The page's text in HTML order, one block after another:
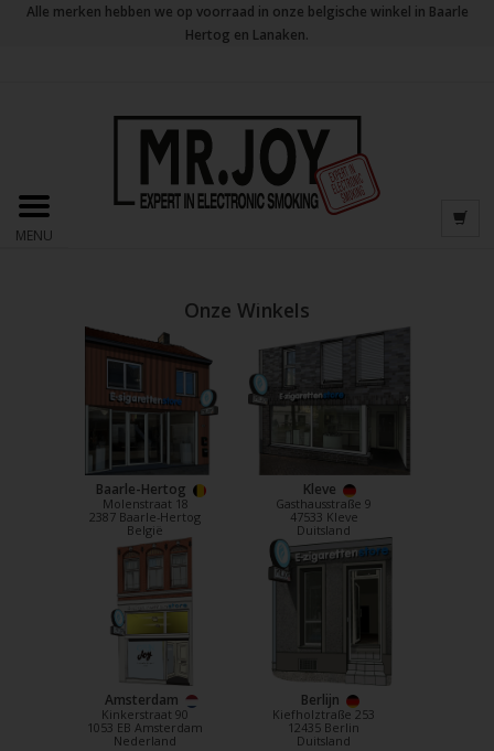
Alle merken hebben we op voorraad in onze belgische winkel in Baarle
Hertog en Lanaken.
MENU
Onze Winkels
Baarle-Hertog
Molenstraat 18
2387 Baarle-Hertog
België
Kleve
Gasthausstraße 9
47533 Kleve
Duitsland
Amsterdam
Kinkerstraat 90
1053 EB Amsterdam
Nederland
Berlijn
Kiefholztraße 253
12435 Berlin
Duitsland